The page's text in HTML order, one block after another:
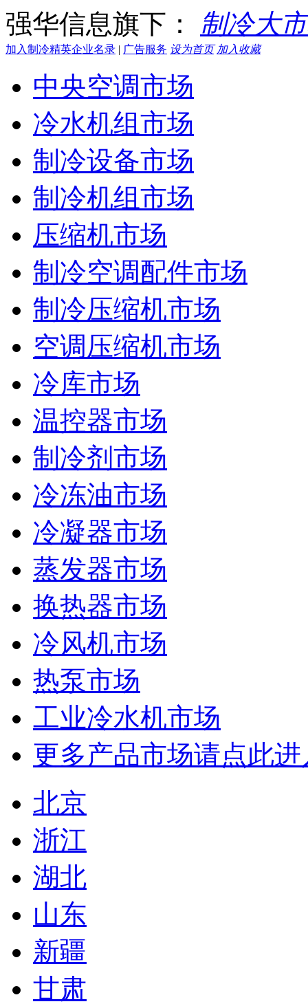
强华信息旗下： 制冷大
加入制冷精英企业名录 | 广告服务 设为首页 加入收藏
中央空调市场
冷水机组市场
制冷设备市场
制冷机组市场
压缩机市场
制冷空调配件市场
制冷压缩机市场
空调压缩机市场
冷库市场
温控器市场
制冷剂市场
冷冻油市场
冷凝器市场
蒸发器市场
换热器市场
冷风机市场
热泵市场
工业冷水机市场
更多产品市场请点此进
北京
浙江
湖北
山东
新疆
甘肃